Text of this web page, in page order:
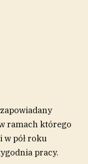
ramach którego
pół roku
pracy.